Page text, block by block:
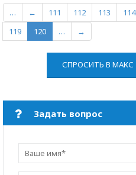
… ← 111 112 113 114
119
120 … →
СПРОСИТЬ В МАКС
Задать вопрос